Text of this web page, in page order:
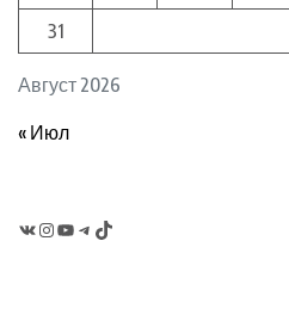
Август 2026
31
« Июл
Instagram
YouTubeTelegram
TikTok